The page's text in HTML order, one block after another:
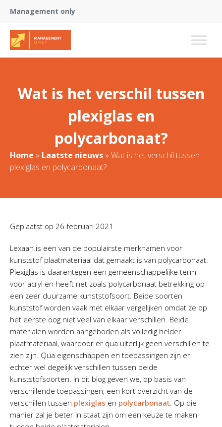
Management only
Wat is het verschil tussen
plexiglas en
polycarbonaat?
Home » Laatste nieuws » Wat is het verschil tussen
plexiglas en polycarbonaat?
Geplaatst op 26 februari 2021
Lexaan is een van de populairste merknamen voor
kunststof plaatmateriaal dat gemaakt is van polycarbonaat.
Plexiglas is daarentegen een gemeenschappelijke term
voor acryl en heeft net zoals polycarbonaat betrekking op
een zeer duurzame kunststofsoort. Beide soorten
kunststof worden vaak met elkaar vergelijken omdat ze op
het eerste oog niet veel van elkaar verschillen. Beide
materialen worden aangeboden als volledig helder
plaatmateriaal, waardoor er qua uiterlijk geen verschillen te
zien zijn. Qua eigenschappen en toepassingen zijn er
echter wel degelijk verschillen tussen beide
kunststofsoorten. In dit blog geven we, op basis van
verschillende toepassingen, een kort overzicht van de
verschillen tussen plexiglas en polycarbonaat. Op die
manier zal je beter in staat zijn om een keuze te maken